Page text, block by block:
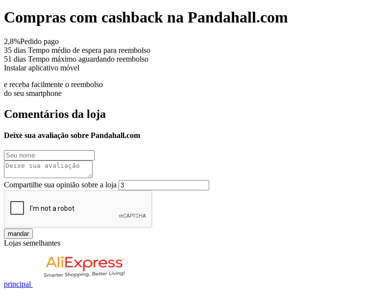
Compras com cashback na Pandahall.com
2,8%Pedido pago
35 dias Tempo médio de espera para reembolso
51 dias Tempo máximo aguardando reembolso
Instalar aplicativo móvel
e receba facilmente o reembolso
do seu smartphone
Comentários da loja
Deixe sua avaliação sobre Pandahall.com
Compartilhe sua opinião sobre a loja
mandar
Lojas semelhantes
principal